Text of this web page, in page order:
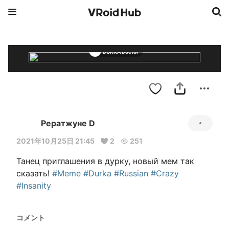
DURKA Doctor
Рератжуне D
2021年10月25日 21:45 2 251
Танец приглашения в дурку, новый мем так
сказать! #Meme #Durka #Russian #Crazy
#Insanity
コメント